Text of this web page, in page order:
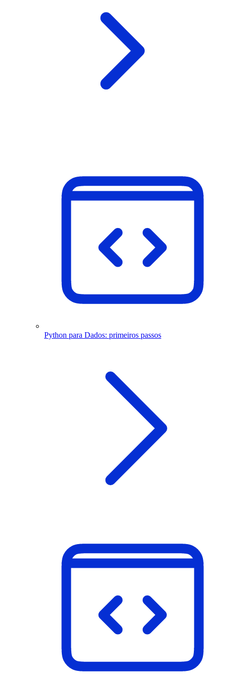
Python para Dados: primeiros passos